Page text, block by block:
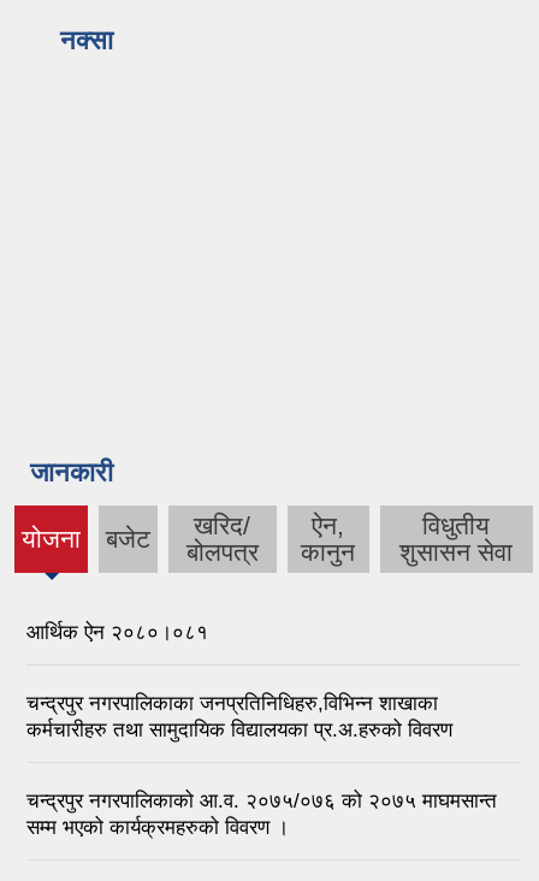
नक्सा
जानकारी
योजना
(active
tab)
बजेट
खरिद/
बोलपत्र
ऐन,
कानुन
विधुतीय
शुसासन सेवा
आर्थिक ऐन २०८०।०८१
चन्द्रपुर नगरपालिकाका जनप्रतिनिधिहरु,विभिन्न शाखाका
कर्मचारीहरु तथा सामुदायिक विद्यालयका प्र.अ.हरुको विवरण
चन्द्रपुर नगरपालिकाको आ.व. २०७५/०७६ को २०७५ माघमसान्त
सम्म भएको कार्यक्रमहरुको विवरण ।